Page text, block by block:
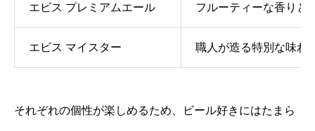
エビス プレミアムエール フルーティーな香りと
エビス マイスター 職人が造る特別な味わ
それぞれの個性が楽しめるため、ビール好きにはたまら